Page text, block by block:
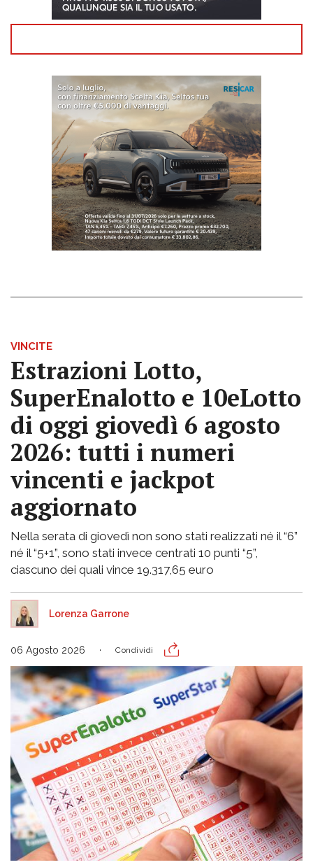
VINCITE
Estrazioni Lotto,
SuperEnalotto e 10eLotto
di oggi giovedì 6 agosto
2026: tutti i numeri
vincenti e jackpot
aggiornato
Nella serata di giovedì non sono stati realizzati né il “6”
né il “5+1”, sono stati invece centrati 10 punti “5”,
ciascuno dei quali vince 19.317,65 euro
Lorenza Garrone
06 Agosto 2026 Condividi